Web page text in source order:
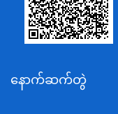
ပို့ဆောင်ရေးနှင့်ဆ
သယံဇာတနှင့်ပတ်ဝန်
အလုပ်သမား၊လူဝင်
နောက်ဆက်တွဲ